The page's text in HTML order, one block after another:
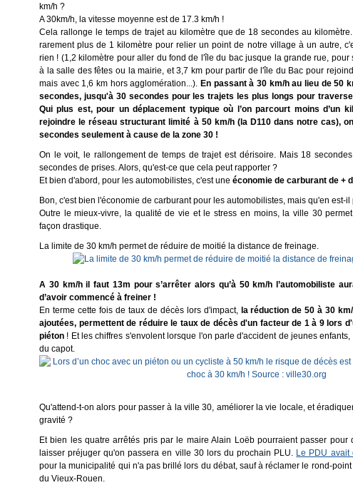
km/h ?
A 30km/h, la vitesse moyenne est de 17.3 km/h !
Cela rallonge le temps de trajet au kilomètre que de 18 secondes au
rarement plus de 1 kilomètre pour relier un point de notre village à un autre,
rien ! (1,2 kilomètre pour aller du fond de l'île du bac jusque la grande rue, pour
à la salle des fêtes ou la mairie, et 3,7 km pour partir de l'île du Bac pour
mais avec 1,6 km hors agglomération...). En passant à 30 km/h au lieu de 50
secondes, jusqu'à 30 secondes pour les trajets les plus longs pour
Qui plus est, pour un déplacement typique où l’on parcourt moins d’un
rejoindre le réseau structurant limité à 50 km/h (la D110 dans notre cas),
secondes seulement à cause de la zone 30 !
On le voit, le rallongement de temps de trajet est dérisoire. Mais 18
secondes de prises. Alors, qu'est-ce que cela peut rapporter ?
Et bien d'abord, pour les automobilistes, c'est une économie de carburant de +
Bon, c'est bien l'économie de carburant pour les automobilistes, mais qu'en est-
Outre le mieux-vivre, la qualité de vie et le stress en moins, la ville 30
façon drastique.
La limite de 30 km/h permet de réduire de moitié la distance de freinage.
A 30 km/h il faut 13m pour s’arrêter alors qu’à 50 km/h l’automobiliste
d’avoir commencé à freiner !
En terme cette fois de taux de décès lors d'impact, la réduction de 50 à 30
ajoutées, permettent de réduire le taux de décès d'un facteur de 1 à 9 lors
piéton ! Et les chiffres s'envolent lorsque l'on parle d'accident de jeunes
du capot.
Qu'attend-t-on alors pour passer à la ville 30, améliorer la vie locale, et
gravité ?
Et bien les quatre arrêtés pris par le maire Alain Loëb pourraient passer pour
laisser préjuger qu'on passera en ville 30 lors du prochain PLU. Le PDU avait
pour la municipalité qui n'a pas brillé lors du débat, sauf à réclamer le rond-
du Vieux-Rouen.